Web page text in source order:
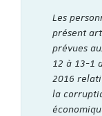
Les
présent
prévues
12 à 13-1
2016
la